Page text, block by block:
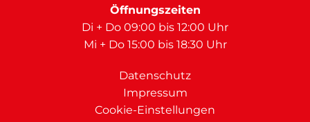
Öffnungszeiten
Di + Do 09:00 bis 12:00 Uhr
Mi + Do 15:00 bis 18:30 Uhr
Datenschutz
Impressum
Cookie-Einstellungen